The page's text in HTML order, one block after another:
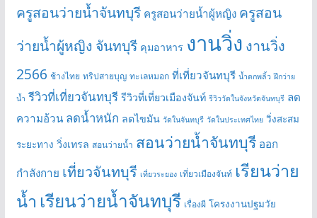
ครูสอนว่ายน้ำจันทบุรี ครูสอนว่ายน้ำผู้หญิง ครูสอน
ว่ายน้ำผู้หญิง จันทบุรี คุมอาหาร งานวิ่ง งานวิ่ง
2566 ช้างไทย ทริปสายบุญ ทะเลหมอก ที่เที่ยวจันทบุรี น้ำตกพลิ้ว ฝึกว่าย
น้ำ รีวิวที่เที่ยวจันทบุรี รีวิวที่เที่ยวเมืองจันท์ รีวิววัดในจังหวัดจันทบุรี ลด
ความอ้วน ลดน้ำหนัก ลดไขมัน วัดในจันทบุรี วัดในประเทศไทย วิ่งสะสม
ระยะทาง วิ่งเทรล สอนว่ายน้ำ สอนว่ายน้ำจันทบุรี ออก
กำลังกาย เที่ยวจันทบุรี เที่ยวระยอง เที่ยวเมืองจันท์ เรียนว่าย
น้ำ เรียนว่ายน้ำจันทบุรี เรื่องผี โครงงานปฐมวัย